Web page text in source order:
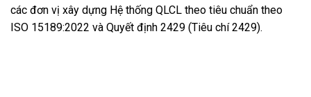
các đơn vị xây dựng Hệ thống QLCL theo tiêu chuẩn theo
ISO 15189:2022 và Quyết định 2429 (Tiêu chí 2429).